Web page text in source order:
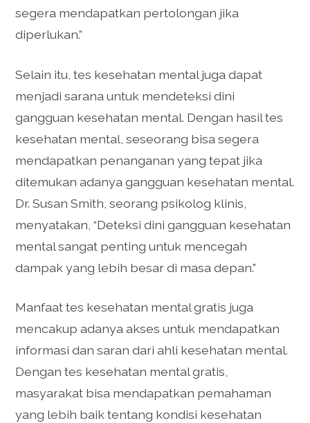
segera mendapatkan pertolongan jika
diperlukan.”
Selain itu, tes kesehatan mental juga dapat
menjadi sarana untuk mendeteksi dini
gangguan kesehatan mental. Dengan hasil tes
kesehatan mental, seseorang bisa segera
mendapatkan penanganan yang tepat jika
ditemukan adanya gangguan kesehatan mental.
Dr. Susan Smith, seorang psikolog klinis,
menyatakan, “Deteksi dini gangguan kesehatan
mental sangat penting untuk mencegah
dampak yang lebih besar di masa depan.”
Manfaat tes kesehatan mental gratis juga
mencakup adanya akses untuk mendapatkan
informasi dan saran dari ahli kesehatan mental.
Dengan tes kesehatan mental gratis,
masyarakat bisa mendapatkan pemahaman
yang lebih baik tentang kondisi kesehatan